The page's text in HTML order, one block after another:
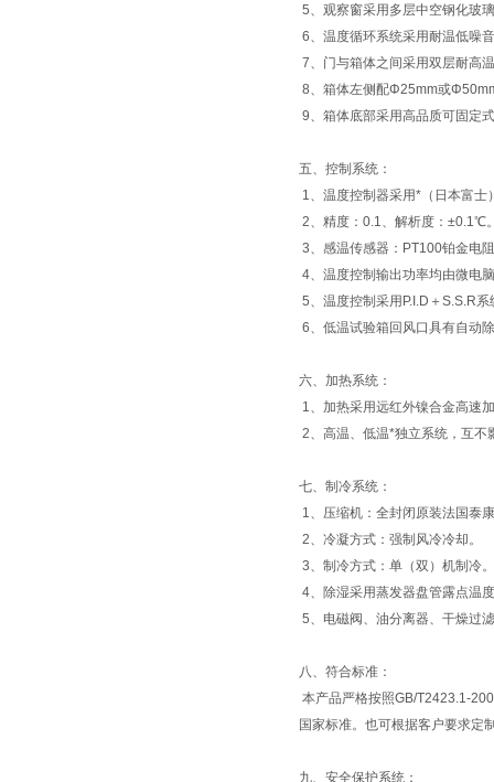
5、观察窗采用多层中空钢化玻
6、温度循环系统采用耐温低噪
7、门与箱体之间采用双层耐高
8、箱体左侧配Φ25mm或
9、箱体底部采用高品质可固定
五、控制系统：
1、温度控制器采用*（日本富士
2、精度：0.1、解析度：±0.1℃
3、感温传感器：PT100铂金电
4、温度控制输出功率均由微电
5、温度控制采用P.I.D＋S.S.R
6、低温试验箱回风口具有自动
六、加热系统：
1、加热采用远红外镍合金高速
2、高温、低温*独立系统，互不
七、制冷系统：
1、压缩机：全封闭原装法国泰
2、冷凝方式：强制风冷冷却。
3、制冷方式：单（双）机制冷。
4、除湿采用蒸发器盘管露点温
5、电磁阀、油分离器、干燥过
八、 符合标准：
本产品严格按照GB/T2423.1-
国家标准。也可根据客户要求定
九、安全保护系统：